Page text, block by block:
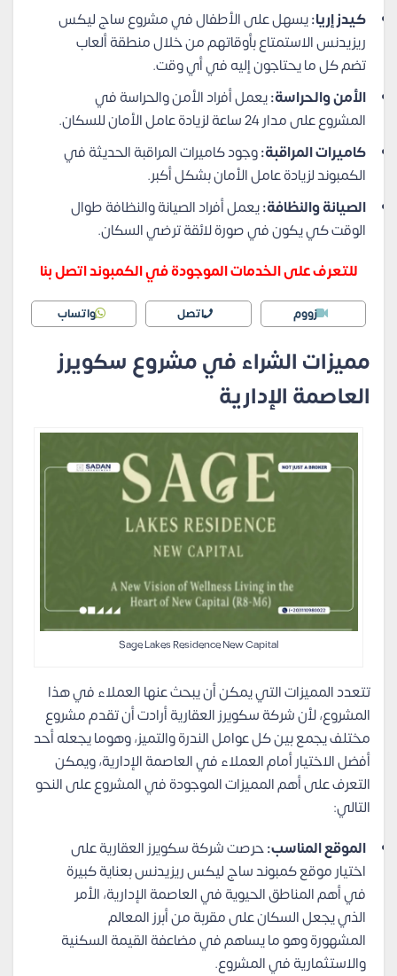
كيدز إريا:يسهل على الأطفال في مشروع ساج ليكس
ريزيدنس الاستمتاع بأوقاتهم من خلال منطقة ألعاب
تضم كل ما يحتاجون إليه في أي وقت.
الأمن والحراسة:يعمل أفراد الأمن والحراسة في
المشروع على مدار 24 ساعة لزيادة عامل الأمان للسكان.
كاميرات المراقبة:وجود كاميرات المراقبة الحديثة في
الكمبوند لزيادة عامل الأمان بشكل أكبر.
الصيانة والنظافة:يعمل أفراد الصيانة والنظافة طوال
الوقت كي يكون في صورة لائقة ترضي السكان.
للتعرف على الخدمات الموجودة في الكمبوند اتصل بنا
زووم اتصل واتساب
مميزات الشراء في مشروع سكويرز
العاصمة الإدارية
Sage Lakes Residence New Capital
تتعدد المميزات التي يمكن أن يبحث عنها العملاء في هذا
المشروع، لأن شركة سكويرز العقارية أرادت أن تقدم مشروع
مختلف يجمع بين كل عوامل الندرة والتميز، وهوما يجعله أحد
أفضل الاختيار أمام العملاء في العاصمة الإدارية، ويمكن
التعرف على أهم المميزات الموجودة في المشروع على النحو
التالي:
الموقع المناسب:حرصت شركة سكويرز العقارية على
اختيار موقع كمبوند ساج ليكس ريزيدنس بعناية كبيرة
في أهم المناطق الحيوية في العاصمة الإدارية، الأمر
الذي يجعل السكان على مقربة من أبرز المعالم
المشهورة وهو ما يساهم في مضاعفة القيمة السكنية
والاستثمارية في المشروع.